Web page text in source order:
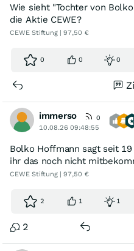
Wie sieht "Tochter von
die Aktie CEWE?
CEWE Stiftung | 97,50 €
0 0 0
immerso
0
10.08.26 09:48:55
Bolko Hoffmann sagt seit
ihr das noch nicht
CEWE Stiftung | 97,50 €
2 1 1
2